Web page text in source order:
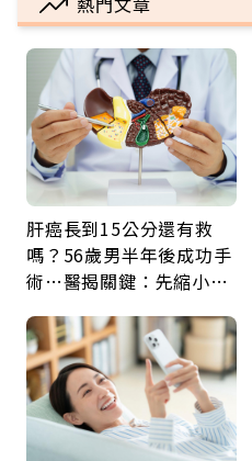
肝癌長到15公分還有救
嗎？56歲男半年後成功手
術…醫揭關鍵：先縮小腫